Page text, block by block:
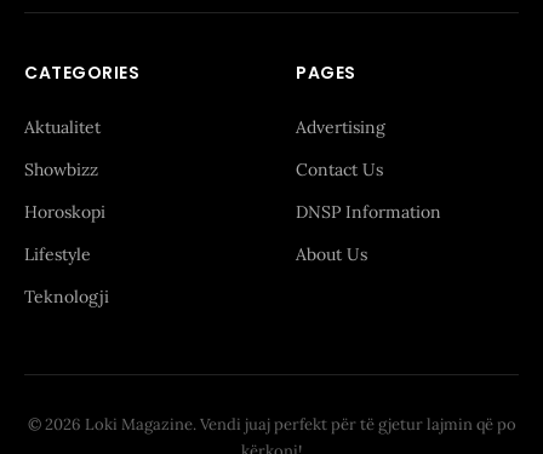
CATEGORIES
Aktualitet
Showbizz
Horoskopi
Lifestyle
Teknologji
PAGES
Advertising
Contact Us
DNSP Information
About Us
© 2026 Loki Magazine. Vendi juaj perfekt për të gjetur lajmin që po